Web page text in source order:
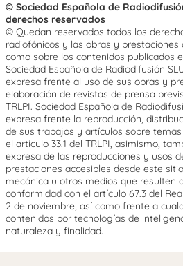
© Sociedad Española de
derechos reservados
© Quedan reservados todos los
radiofónicos y las obras y
como sobre los contenidos publicados
Sociedad Española de Radiodifusión
expresa frente al uso de sus obras y
elaboración de revistas de prensa
TRLPI. Sociedad Española de
expresa frente la reproducción,
de sus trabajos y artículos sobre
el artículo 33.1 del TRLPI, asimismo,
expresa de las reproducciones y usos
prestaciones accesibles desde este
mecánica u otros medios que resulten
conformidad con el artículo 67.3 del
2 de noviembre, así como frente a
contenidos por tecnologías de
naturaleza y finalidad.